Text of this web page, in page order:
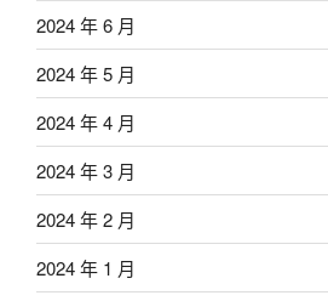
2024 年 6 月
2024 年 5 月
2024 年 4 月
2024 年 3 月
2024 年 2 月
2024 年 1 月